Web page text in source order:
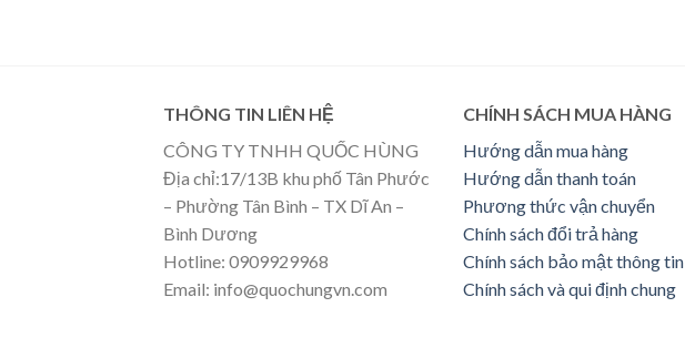
THÔNG TIN LIÊN HỆ
CÔNG TY TNHH QUỐC HÙNG
Địa chỉ:17/13B khu phố Tân Phước
– Phường Tân Bình – TX Dĩ An –
Bình Dương
Hotline: 0909929968
Email: info@quochungvn.com
CHÍNH SÁCH MUA HÀNG
Hướng dẫn mua hàng
Hướng dẫn thanh toán
Phương thức vận chuyển
Chính sách đổi trả hàng
Chính sách bảo mật thông tin
Chính sách và qui định chung